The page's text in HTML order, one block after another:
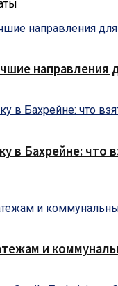
в Бахрейне: что
и